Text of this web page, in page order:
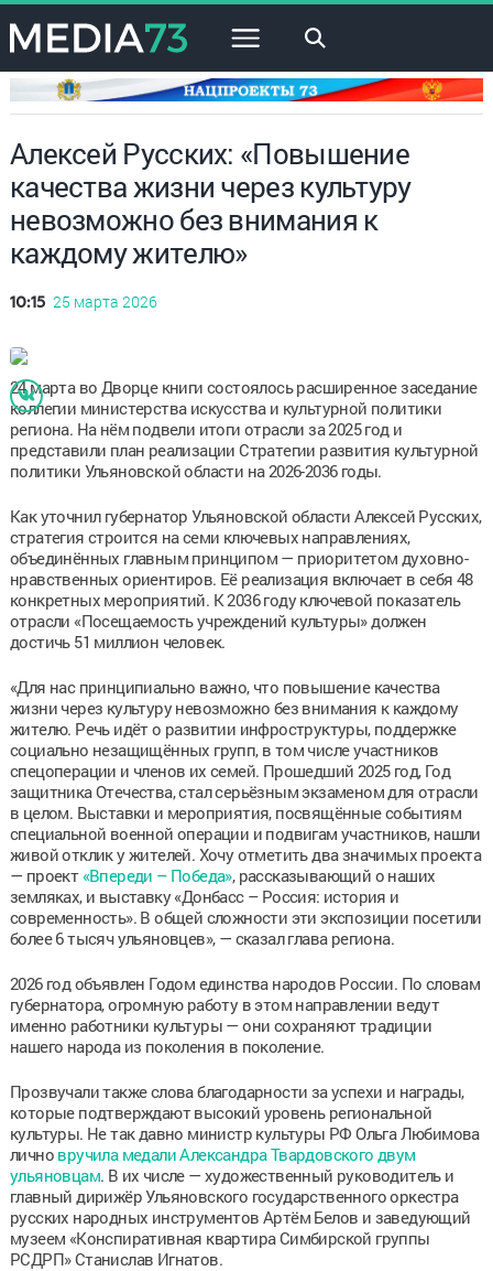
×
Алексей Русских: «Повышение
качества жизни через культуру
невозможно без внимания к
каждому жителю»
10:15 25 марта 2026
24 марта во Дворце книги состоялось расширенное заседание
коллегии министерства искусства и культурной политики
региона. На нём подвели итоги отрасли за 2025 год и
представили план реализации Стратегии развития культурной
политики Ульяновской области на 2026-2036 годы.
Как уточнил губернатор Ульяновской области Алексей Русских,
стратегия строится на семи ключевых направлениях,
объединённых главным принципом — приоритетом духовно-
нравственных ориентиров. Её реализация включает в себя 48
конкретных мероприятий. К 2036 году ключевой показатель
отрасли «Посещаемость учреждений культуры» должен
достичь 51 миллион человек.
«Для нас принципиально важно, что повышение качества
жизни через культуру невозможно без внимания к каждому
жителю. Речь идёт о развитии инфроструктуры, поддержке
социально незащищённых групп, в том числе участников
спецоперации и членов их семей. Прошедший 2025 год, Год
защитника Отечества, стал серьёзным экзаменом для отрасли
в целом. Выставки и мероприятия, посвящённые событиям
специальной военной операции и подвигам участников, нашли
живой отклик у жителей. Хочу отметить два значимых проекта
— проект «Впереди – Победа», рассказывающий о наших
земляках, и выставку «Донбасс – Россия: история и
современность». В общей сложности эти экспозиции посетили
более 6 тысяч ульяновцев», — сказал глава региона.
2026 год объявлен Годом единства народов России. По словам
губернатора, огромную работу в этом направлении ведут
именно работники культуры — они сохраняют традиции
нашего народа из поколения в поколение.
Прозвучали также слова благодарности за успехи и награды,
которые подтверждают высокий уровень региональной
культуры. Не так давно министр культуры РФ Ольга Любимова
лично вручила медали Александра Твардовского двум
ульяновцам. В их числе — художественный руководитель и
главный дирижёр Ульяновского государственного оркестра
русских народных инструментов Артём Белов и заведующий
музеем «Конспиративная квартира Симбирской группы
РСДРП» Станислав Игнатов.